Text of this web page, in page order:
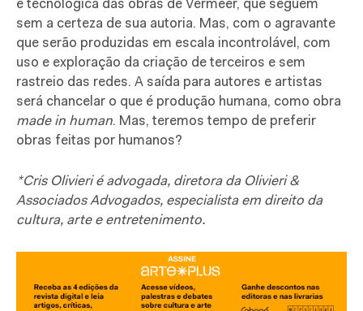
e tecnológica das obras de Vermeer, que seguem
sem a certeza de sua autoria. Mas, com o agravante
que serão produzidas em escala incontrolável, com
uso e exploração da criação de terceiros e sem
rastreio das redes. A saída para autores e artistas
será chancelar o que é produção humana, como obra
made in human. Mas, teremos tempo de preferir
obras feitas por humanos?
*Cris Olivieri é advogada, diretora da Olivieri &
Associados Advogados, especialista em direito da
cultura, arte e entretenimento.